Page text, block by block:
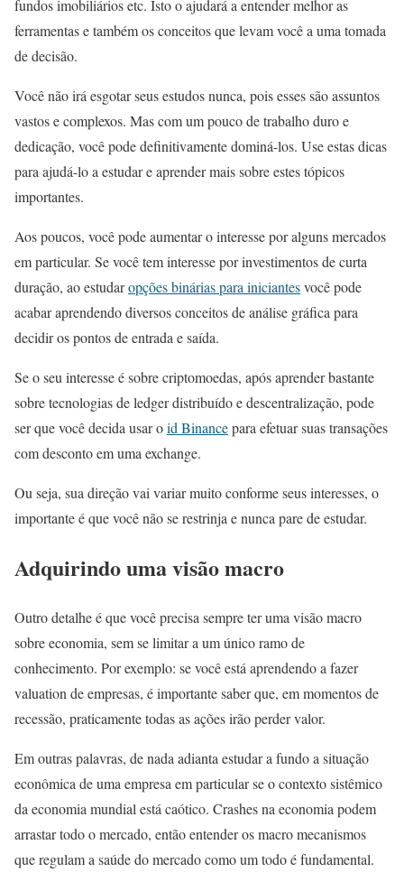
fundos imobiliários etc. Isto o ajudará a entender melhor as
ferramentas e também os conceitos que levam você a uma tomada
de decisão.
Você não irá esgotar seus estudos nunca, pois esses são assuntos
vastos e complexos. Mas com um pouco de trabalho duro e
dedicação, você pode definitivamente dominá-los. Use estas dicas
para ajudá-lo a estudar e aprender mais sobre estes tópicos
importantes.
Aos poucos, você pode aumentar o interesse por alguns mercados
em particular. Se você tem interesse por investimentos de curta
duração, ao estudaropções binárias para iniciantesvocê pode
acabar aprendendo diversos conceitos de análise gráfica para
decidir os pontos de entrada e saída.
Se o seu interesse é sobre criptomoedas, após aprender bastante
sobre tecnologias de ledger distribuído e descentralização, pode
ser que você decida usar oid Binancepara efetuar suas transações
com desconto em uma exchange.
Ou seja, sua direção vai variar muito conforme seus interesses, o
importante é que você não se restrinja e nunca pare de estudar.
Adquirindo uma visão macro
Outro detalhe é que você precisa sempre ter uma visão macro
sobre economia, sem se limitar a um único ramo de
conhecimento. Por exemplo: se você está aprendendo a fazer
valuation de empresas, é importante saber que, em momentos de
recessão, praticamente todas as ações irão perder valor.
Em outras palavras, de nada adianta estudar a fundo a situação
econômica de uma empresa em particular se o contexto sistêmico
da economia mundial está caótico. Crashes na economia podem
arrastar todo o mercado, então entender os macro mecanismos
que regulam a saúde do mercado como um todo é fundamental.